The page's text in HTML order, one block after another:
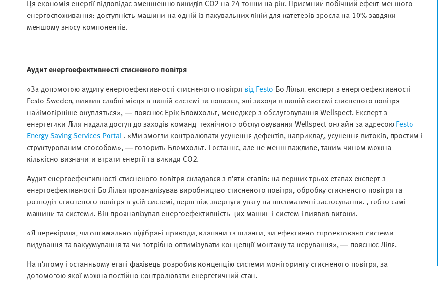
Ця економія енергії відповідає зменшенню викидів CO2 на 24 тонни на рік. Приємний побічний ефект меншого
енергоспоживання: доступність машини на одній із пакувальних ліній для катетерів зросла на 10% завдяки
меншому зносу компонентів.
Аудит енергоефективності стисненого повітря
«За допомогою аудиту енергоефективності стисненого повітря від Festo Бо Лілья, експерт з енергоефективності
Festo Sweden, виявив слабкі місця в нашій системі та показав, які заходи в нашій системі стисненого повітря
найімовірніше окупляться», — пояснює Ерік Бломхольт, менеджер з обслуговування Wellspect. Експерт з
енергетики Ліля надала доступ до заходів команді технічного обслуговування Wellspect онлайн за адресою Festo
Energy Saving Services Portal . «Ми змогли контролювати усунення дефектів, наприклад, усунення витоків, простим і
структурованим способом», — говорить Бломхольт. І останнє, але не менш важливе, таким чином можна
кількісно визначити втрати енергії та викиди CO2.
Аудит енергоефективності стисненого повітря складався з п’яти етапів: на перших трьох етапах експерт з
енергоефективності Бо Лілья проаналізував виробництво стисненого повітря, обробку стисненого повітря та
розподіл стисненого повітря в усій системі, перш ніж звернути увагу на пневматичні застосування. , тобто самі
машини та системи. Він проаналізував енергоефективність цих машин і систем і виявив витоки.
«Я перевірила, чи оптимально підібрані приводи, клапани та шланги, чи ефективно спроектовано системи
видування та вакуумування та чи потрібно оптимізувати концепції монтажу та керування», — пояснює Ліля.
На п’ятому і останньому етапі фахівець розробив концепцію системи моніторингу стисненого повітря, за
допомогою якої можна постійно контролювати енергетичний стан.